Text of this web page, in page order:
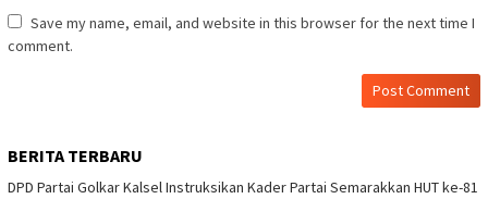
Save my name, email, and website in this browser for the next time I
comment.
BERITA TERBARU
DPD Partai Golkar Kalsel Instruksikan Kader Partai Semarakkan HUT ke-81